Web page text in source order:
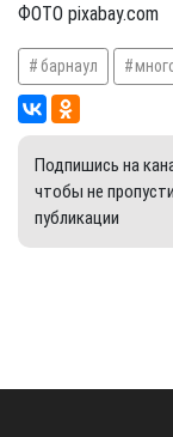
ФОТО pixabay.com
барнаул
Подпишись на
чтобы не
публикации